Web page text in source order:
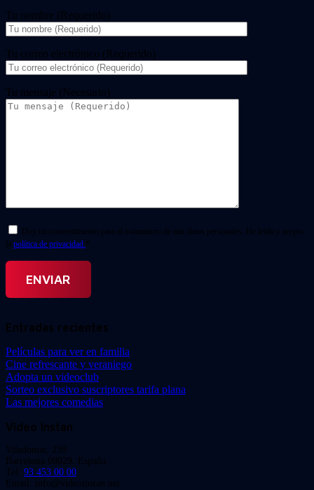
Tu nombre (Requerido)
Tu correo electrónico (Requerido)
Tu mensaje (Necesario)
Doy mi consentimiento para el tratamiento de mis datos personales. He leído y acepto
la política de privacidad. *
Entradas recientes
Películas para ver en familia
Cine refrescante y veraniego
Adopta un videoclub
Sorteo exclusivo suscriptores tarifa plana
Las mejores comedias
Video Instan
Viladomat, 239
Barcelona 08029. España.
Tel: 93 453 00 00
Email: info@videoinstan.net